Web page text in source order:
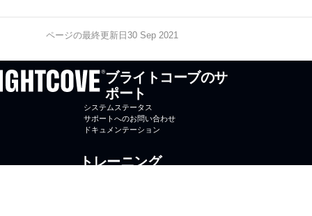
ページの最終更新日30 Sep 2021
ブライトコーブのサ
ポート
システムステータス
サポートへのお問い合わせ
ドキュメンテーション
トレーニング